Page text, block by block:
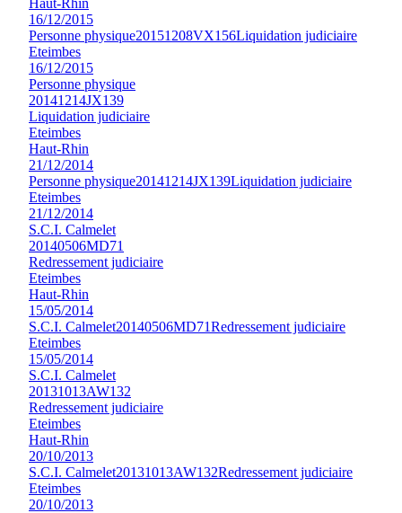
16/12/2015
Personne physique20151208VX156Liquidation judiciaire
Eteimbes
16/12/2015
Personne physique
20141214JX139
Liquidation judiciaire
Eteimbes
Haut-Rhin
21/12/2014
Personne physique20141214JX139Liquidation judiciaire
Eteimbes
21/12/2014
S.C.I. Calmelet
20140506MD71
Redressement judiciaire
Eteimbes
Haut-Rhin
15/05/2014
S.C.I. Calmelet20140506MD71Redressement judiciaire
Eteimbes
15/05/2014
S.C.I. Calmelet
20131013AW132
Redressement judiciaire
Eteimbes
Haut-Rhin
20/10/2013
S.C.I. Calmelet20131013AW132Redressement judiciaire
Eteimbes
20/10/2013